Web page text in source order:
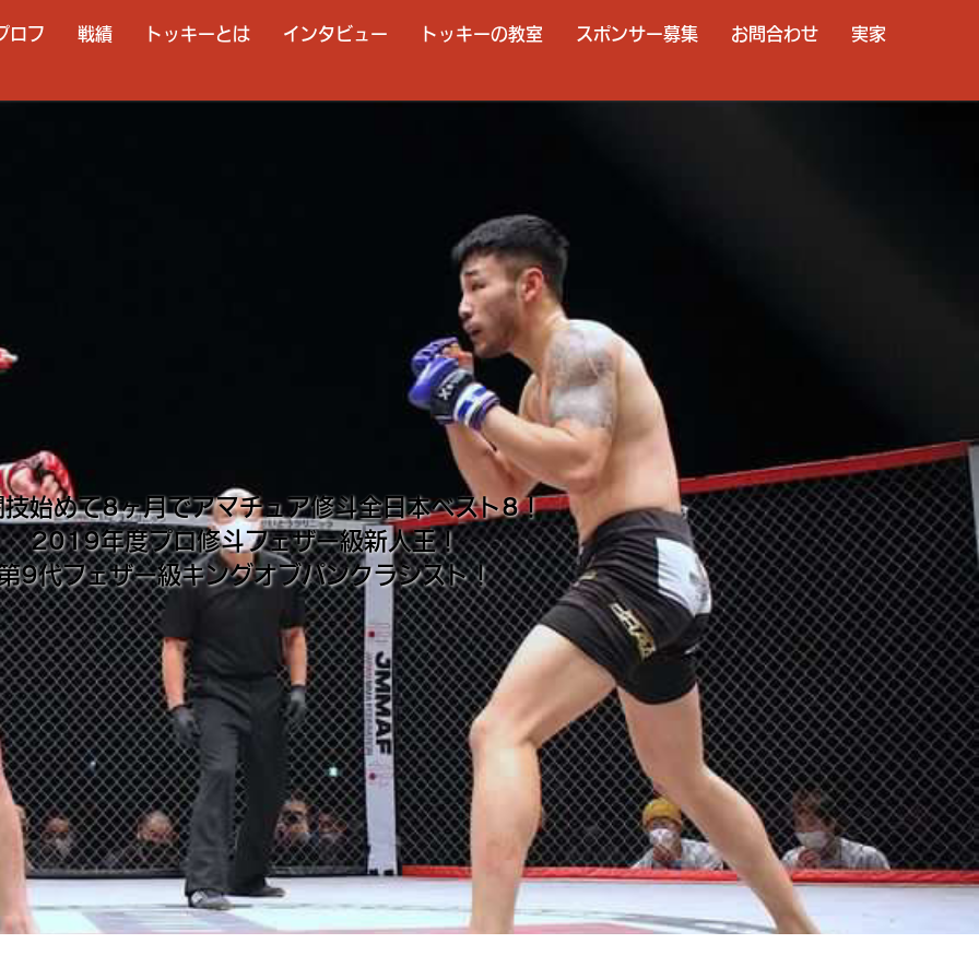
ロフ 戦績 トッキーとは インタビュー トッキーの教室 スポンサー募集 お問合わせ 実家
始めて8ヶ月でアマチュア修斗全日本ベスト8！
2019年度プロ修斗フェザー級新人王！
9代フェザー級キングオブパンクラシスト！